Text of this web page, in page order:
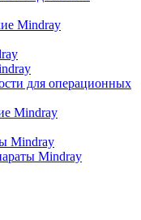
Mindray
для операционных
Mindray
Mindray
Mindray